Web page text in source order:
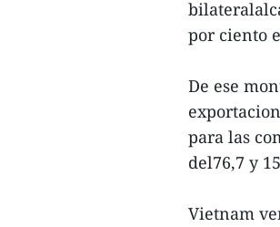
por ciento
De ese
para las
del76,7 y
Vietnam